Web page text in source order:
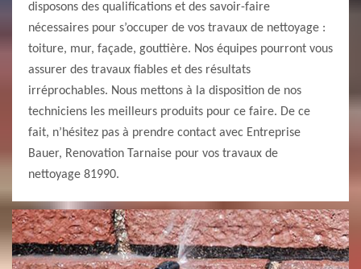
disposons des qualifications et des savoir-faire
nécessaires pour s’occuper de vos travaux de nettoyage :
toiture, mur, façade, gouttière. Nos équipes pourront vous
assurer des travaux fiables et des résultats
irréprochables. Nous mettons à la disposition de nos
techniciens les meilleurs produits pour ce faire. De ce
fait, n’hésitez pas à prendre contact avec Entreprise
Bauer, Renovation Tarnaise pour vos travaux de
nettoyage 81990.